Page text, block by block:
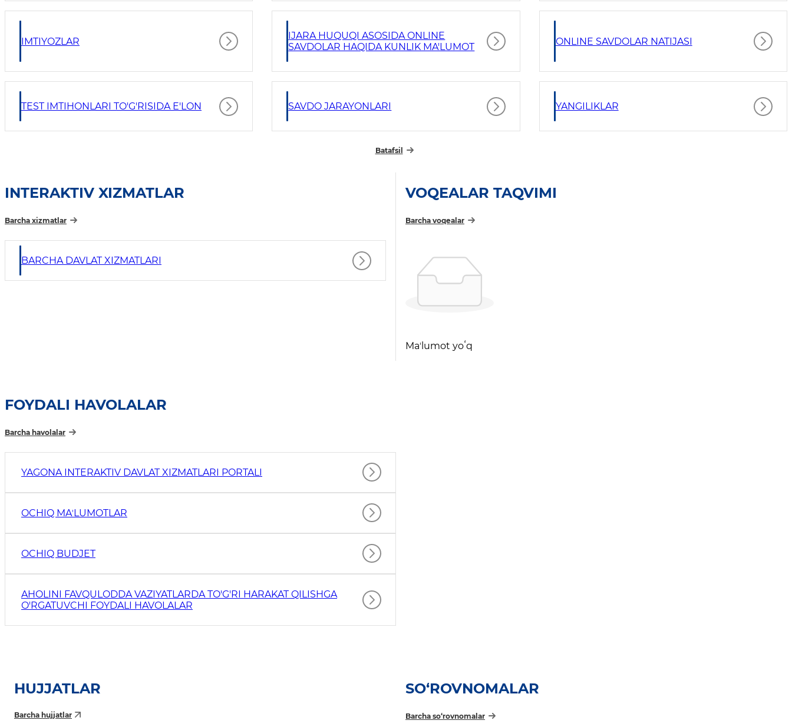
IMTIYOZLAR
IJARA HUQUQI ASOSIDA ONLINE
SAVDOLAR HAQIDA KUNLIK MA'LUMOT
ONLINE SAVDOLAR NATIJASI
TEST IMTIHONLARI TO'G'RISIDA E'LON SAVDO JARAYONLARI YANGILIKLAR
Batafsil
INTERAKTIV XIZMATLAR
Barcha xizmatlar
BARCHA DAVLAT XIZMATLARI
VOQEALAR TAQVIMI
Barcha voqealar
Maʼlumot yoʻq
FOYDALI HAVOLALAR
Barcha havolalar
YAGONA INTERAKTIV DAVLAT XIZMATLARI PORTALI
OCHIQ MAʼLUMOTLAR
OCHIQ BUDJET
AHOLINI FAVQULODDA VAZIYATLARDA TO'G'RI HARAKAT QILISHGA
O'RGATUVCHI FOYDALI HAVOLALAR
HUJJATLAR
Barcha hujjatlar
SO‘ROVNOMALAR
Barcha so‘rovnomalar